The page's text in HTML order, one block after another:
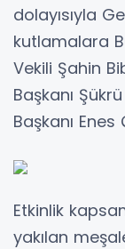
dolayısıyla
kutlamalara
Vekili Şahin
Başkanı
Başkanı Enes
Etkinlik
yakılan